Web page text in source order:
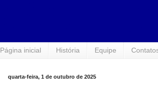
Página inicial História Equipe
quarta-feira, 1 de outubro de 2025